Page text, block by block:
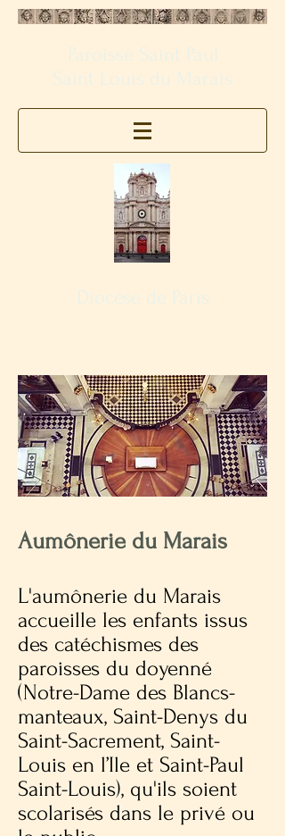
Aumônerie du Marais
L'aumônerie du Marais
accueille les enfants issus
des catéchismes des
paroisses du doyenné
(Notre-Dame des Blancs-
manteaux, Saint-Denys du
Saint-Sacrement, Saint-
Louis en l’Ile et Saint-Paul
Saint-Louis), qu'ils soient
scolarisés dans le privé ou